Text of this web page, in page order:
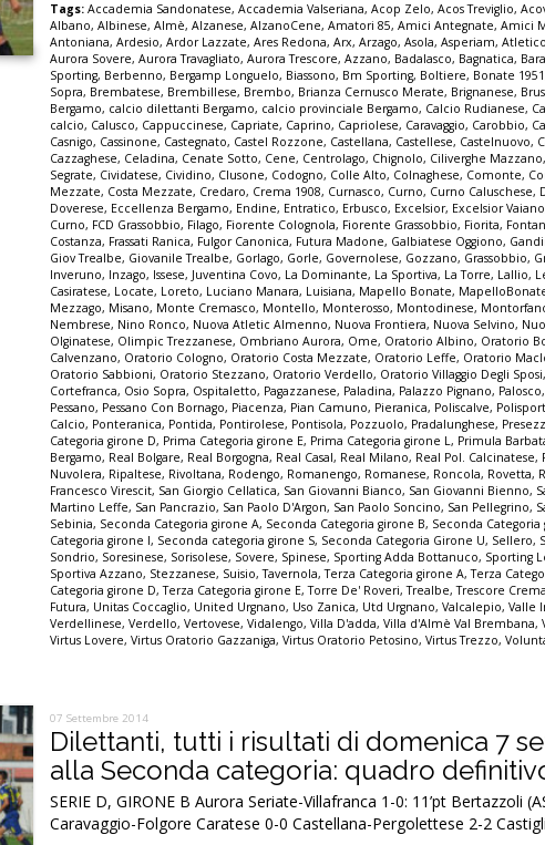
Tags: Accademia Sandonatese,Accademia Valseriana,Acop Zelo,Acos Treviglio,
Albano,Albinese,Almè,Alzanese,AlzanoCene,Amatori 85,Amici Antegnate,Amici
Antoniana,Ardesio,Ardor Lazzate,Ares Redona,Arx,Arzago,Asola,Asperiam,
Aurora Sovere,Aurora Travagliato,Aurora Trescore,Azzano, Badalasco, Bagnatica,
Sporting, Berbenno, Bergamp Longuelo, Biassono, Bm Sporting, Boltiere, Bonate 1951
Sopra, Brembatese, Brembillese, Brembo, Brianza Cernusco Merate, Brignanese,
Bergamo, calcio dilettanti Bergamo, calcio provinciale Bergamo, Calcio Rudianese,
calcio, Calusco, Cappuccinese, Capriate, Caprino, Capriolese, Caravaggio, Carobbio,
Casnigo, Cassinone, Castegnato, Castel Rozzone, Castellana, Castellese, Castelnuovo,
Cazzaghese, Celadina, Cenate Sotto, Cene, Centrolago, Chignolo, Ciliverghe Mazzano,
Segrate, Cividatese, Cividino, Clusone, Codogno, Colle Alto, Colnaghese, Comonte,
Mezzate, Costa Mezzate, Credaro, Crema 1908, Curnasco, Curno, Curno Caluschese,
Doverese, Eccellenza Bergamo, Endine, Entratico, Erbusco, Excelsior, Excelsior Vaiano
Curno, FCD Grassobbio, Filago, Fiorente Colognola, Fiorente Grassobbio, Fiorita,
Costanza, Frassati Ranica, Fulgor Canonica, Futura Madone, Galbiatese Oggiono,
Giov Trealbe, Giovanile Trealbe, Gorlago, Gorle, Governolese, Gozzano, Grassobbio,
Inveruno, Inzago, Issese, Juventina Covo, La Dominante, La Sportiva, La Torre, Lallio,
Casiratese, Locate, Loreto, Luciano Manara, Luisiana, Mapello Bonate,
Mezzago, Misano, Monte Cremasco, Montello, Monterosso, Montodinese,
Nembrese, Nino Ronco, Nuova Atletic Almenno, Nuova Frontiera, Nuova Selvino,
Olginatese, Olimpic Trezzanese, Ombriano Aurora, Ome, Oratorio Albino, Oratorio
Calvenzano, Oratorio Cologno, Oratorio Costa Mezzate, Oratorio Leffe, Oratorio
Oratorio Sabbioni, Oratorio Stezzano, Oratorio Verdello, Oratorio Villaggio Degli Sposi,
Cortefranca, Osio Sopra, Ospitaletto, Pagazzanese, Paladina, Palazzo Pignano, Palosco,
Pessano, Pessano Con Bornago, Piacenza, Pian Camuno, Pieranica, Poliscalve,
Calcio, Ponteranica, Pontida, Pontirolese, Pontisola, Pozzuolo, Pradalunghese,
Categoria girone D, Prima Categoria girone E, Prima Categoria girone L, Primula
Bergamo, Real Bolgare, Real Borgogna, Real Casal, Real Milano, Real Pol. Calcinatese,
Nuvolera, Ripaltese, Rivoltana, Rodengo, Romanengo, Romanese, Roncola, Rovetta,
Francesco Virescit, San Giorgio Cellatica, San Giovanni Bianco, San Giovanni Bienno,
Martino Leffe, San Pancrazio, San Paolo D'Argon, San Paolo Soncino, San Pellegrino,
Sebinia, Seconda Categoria girone A, Seconda Categoria girone B, Seconda Categoria
Categoria girone I, Seconda categoria girone S, Seconda Categoria Girone U, Sellero,
Sondrio, Soresinese, Sorisolese, Sovere, Spinese, Sporting Adda Bottanuco, Sporting
Sportiva Azzano, Stezzanese, Suisio,Tavernola,Terza Categoria girone A,Terza
Categoria girone D,Terza Categoria girone E,Torre De' Roveri,Trealbe,Trescore
Futura, Unitas Coccaglio, United Urgnano, Uso Zanica, Utd Urgnano,Valcalepio,Valle
Verdellinese,Verdello,Vertovese,Vidalengo,Villa D'adda,Villa d'Almè Val Brembana,
Virtus Lovere,Virtus Oratorio Gazzaniga,Virtus Oratorio Petosino,Virtus Trezzo,
07 Settembre 2014
Dilettanti, tutti i risultati di domenica 7
alla Seconda categoria: quadro
SERIE D, GIRONE B Aurora Seriate-Villafranca 1-0: 11’pt Bertazzoli
Caravaggio-Folgore Caratese 0-0 Castellana-Pergolettese 2-2